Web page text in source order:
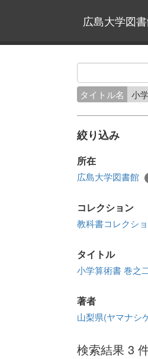
広島大学図
タイトル名 小
絞り込み
所在
広島大学図書館
コレクション
教科書コレクシ
タイトル
小学算術書 巻之
著者
山梨県(ヤマナシ
検索結果 3